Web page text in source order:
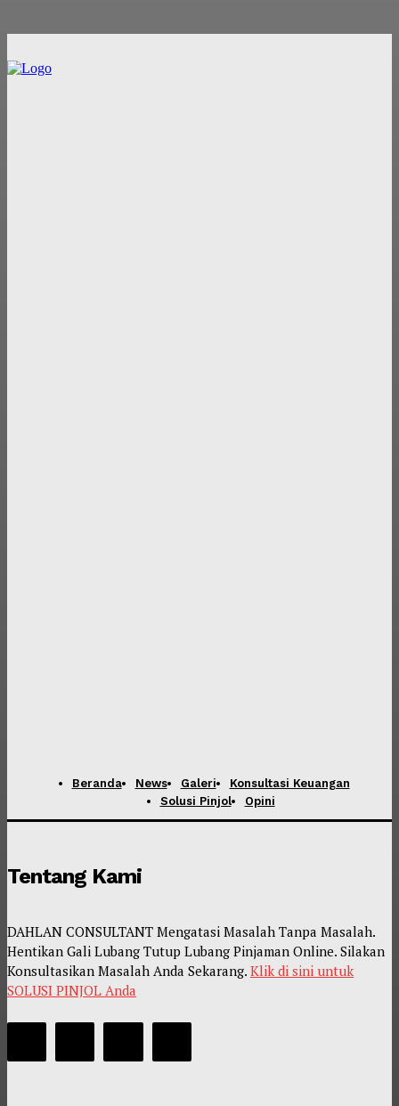
Beranda News Galeri
Konsultasi Keuangan
Solusi Pinjol
Opini
Tentang Kami
DAHLAN CONSULTANT Mengatasi Masalah Tanpa Masalah.
Hentikan Gali Lubang Tutup Lubang Pinjaman Online. Silakan
Konsultasikan Masalah Anda Sekarang. Klik di sini untuk
SOLUSI PINJOL Anda